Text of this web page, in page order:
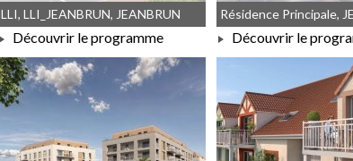
À PARTIR DE 130 332,00 €
LLI, LLI_JEANBRUN, JEANBRUN
Découvrir le programme
À PARTIR DE 194
Découvrir le